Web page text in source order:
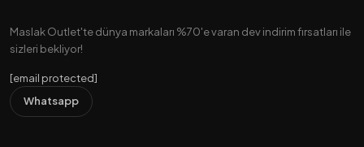
Maslak Outlet'te dünya markaları %70'e varan dev indirim fırsatları ile
sizleri bekliyor!
[email protected]
Whatsapp